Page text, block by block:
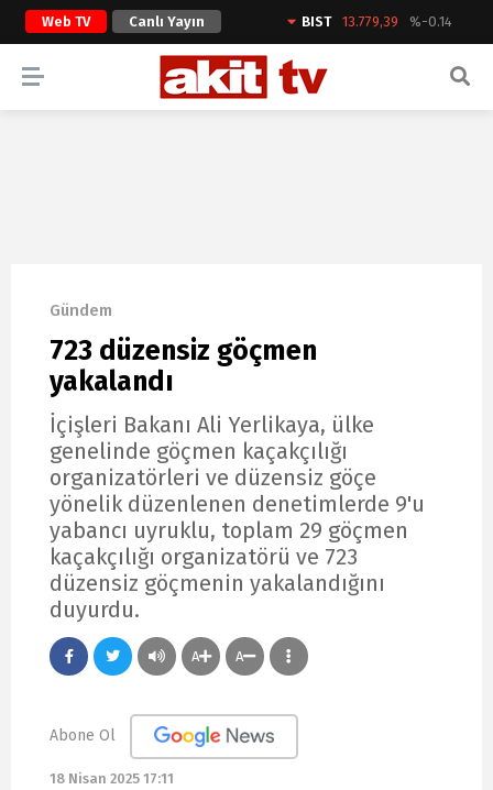
Web TV Canlı Yayın BIST 13.779,39 %-0.14
ARAMA YAP
Gündem
723 düzensiz göçmen
yakalandı
İçişleri Bakanı Ali Yerlikaya, ülke
genelinde göçmen kaçakçılığı
organizatörleri ve düzensiz göçe
yönelik düzenlenen denetimlerde 9'u
yabancı uyruklu, toplam 29 göçmen
kaçakçılığı organizatörü ve 723
düzensiz göçmenin yakalandığını
duyurdu.
A A
Abone Ol
18 Nisan 2025 17:11